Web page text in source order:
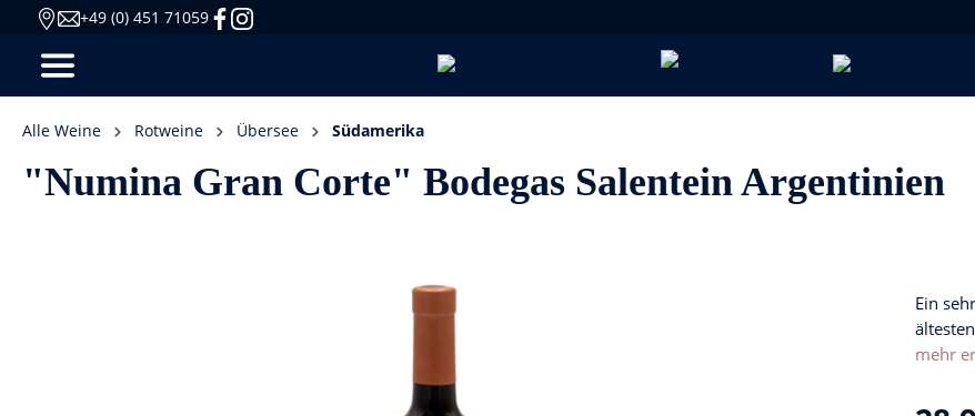
+49 (0) 451 71059
Alle Weine Rotweine Übersee Südamerika
"Numina Gran Corte" Bodegas Salentein Argentinien
Ein
mehr